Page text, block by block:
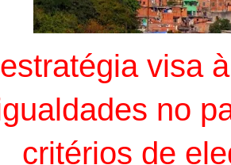
visa
no
critérios de